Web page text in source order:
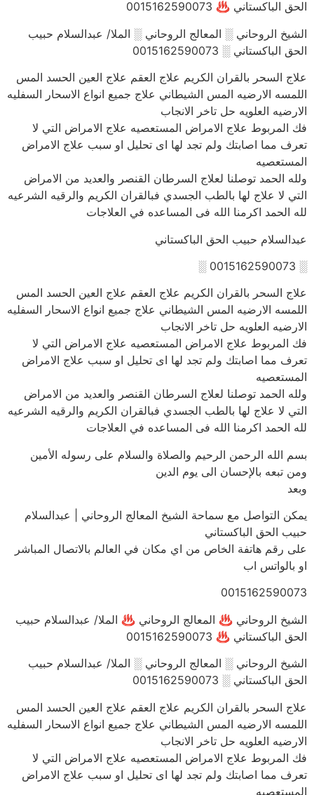
الحق الباكستاني ♨ 0015162590073
الشيخ الروحاني ░ المعالج الروحاني ░ الملا/ عبدالسلام حبيب
الحق الباكستاني ░ 0015162590073
علاج السحر بالقران الكريم علاج العقم علاج العين الحسد المس
اللمسه الارضيه المس الشيطاني علاج جميع انواع الاسحار السفليه
الارضيه العلويه حل تاخر الانجاب
فك المربوط علاج الامراض المستعصيه علاج الامراض التي لا
تعرف مما اصابتك ولم تجد لها اى تحليل او سبب علاج الامراض
المستعصيه
ولله الحمد توصلنا لعلاج السرطان القنصر والعديد من الامراض
التي لا علاج لها بالطب الجسدي فبالقران الكريم والرقيه الشرعيه
لله الحمد اكرمنا الله فى المساعده في العلاجات
عبدالسلام حبيب الحق الباكستاني
░ 0015162590073 ░
علاج السحر بالقران الكريم علاج العقم علاج العين الحسد المس
اللمسه الارضيه المس الشيطاني علاج جميع انواع الاسحار السفليه
الارضيه العلويه حل تاخر الانجاب
فك المربوط علاج الامراض المستعصيه علاج الامراض التي لا
تعرف مما اصابتك ولم تجد لها اى تحليل او سبب علاج الامراض
المستعصيه
ولله الحمد توصلنا لعلاج السرطان القنصر والعديد من الامراض
التي لا علاج لها بالطب الجسدي فبالقران الكريم والرقيه الشرعيه
لله الحمد اكرمنا الله فى المساعده في العلاجات
بسم الله الرحمن الرحيم والصلاة والسلام على رسوله الأمين
ومن تبعه بالإحسان الى يوم الدين
وبعد
يمكن التواصل مع سماحة الشيخ المعالج الروحاني | عبدالسلام
حبيب الحق الباكستاني
على رقم هاتفة الخاص من اي مكان في العالم بالاتصال المباشر
او بالواتس اب
0015162590073
الشيخ الروحاني ♨ المعالج الروحاني ♨ الملا/ عبدالسلام حبيب
الحق الباكستاني ♨ 0015162590073
الشيخ الروحاني ░ المعالج الروحاني ░ الملا/ عبدالسلام حبيب
الحق الباكستاني ░ 0015162590073
علاج السحر بالقران الكريم علاج العقم علاج العين الحسد المس
اللمسه الارضيه المس الشيطاني علاج جميع انواع الاسحار السفليه
الارضيه العلويه حل تاخر الانجاب
فك المربوط علاج الامراض المستعصيه علاج الامراض التي لا
تعرف مما اصابتك ولم تجد لها اى تحليل او سبب علاج الامراض
المستعصيه